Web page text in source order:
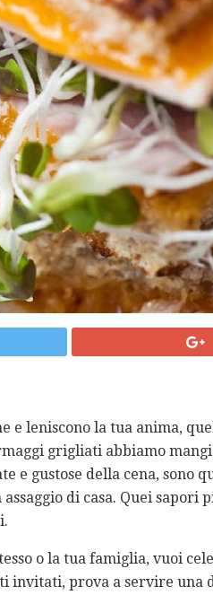
e leniscono la tua anima,
grigliati abbiamo
e gustose della cena, sono
di casa. Quei sapori
o la tua famiglia, vuoi
invitati, prova a servire una